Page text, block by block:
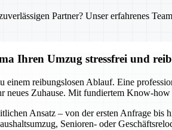
Partner? Unser erfahrenes
Ihren Umzug stressfrei und
einem reibungslosen Ablauf. Eine
neues Zuhause. Mit fundiertem Know-
Ansatz – von der ersten Anfrage
Senioren- oder